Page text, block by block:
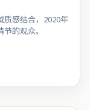
质感结合，2020年
的观众。